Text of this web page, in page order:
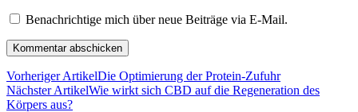
Benachrichtige mich über neue Beiträge via E-Mail.
Vorheriger ArtikelDie Optimierung der Protein-Zufuhr
Nächster ArtikelWie wirkt sich CBD auf die Regeneration des
Körpers aus?